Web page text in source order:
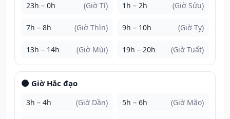
23h – 0h (Giờ Tí) 1h – 2h (Giờ Sửu)
7h – 8h (Giờ Thìn) 9h – 10h (Giờ Tỵ)
13h – 14h (Giờ Mùi) 19h – 20h (Giờ Tuất)
🌑 Giờ Hắc đạo
3h – 4h (Giờ Dần) 5h – 6h (Giờ Mão)